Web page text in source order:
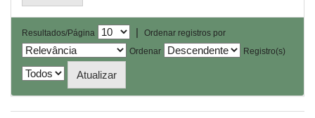
Resultados/Página |
Ordenar registros por
Ordenar
Registro(s)